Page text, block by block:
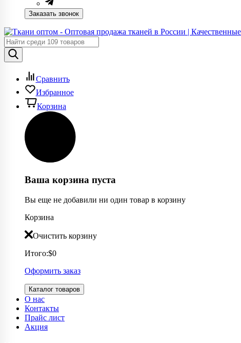
Заказать звонок
Сравнить
Избранное
Корзина
Ваша корзина пуста
Вы еще не добавили ни один товар в корзину
Корзина
Очистить корзину
Итого:$0
Оформить заказ
Каталог товаров
О нас
Контакты
Прайс лист
Акция